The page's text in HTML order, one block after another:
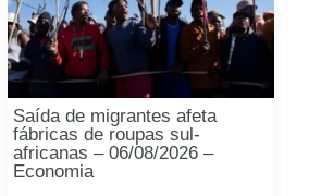
Saída de migrantes afeta
fábricas de roupas sul-
africanas – 06/08/2026 –
Economia